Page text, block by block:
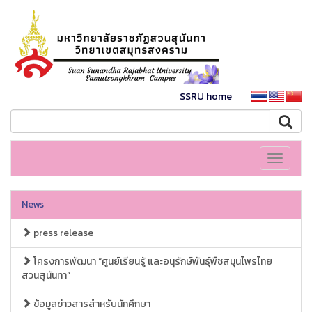
SSRU home
Toggle
News
press release
โครงการพัฒนา “ศูนย์เรียนรู้ และอนุรักษ์พันธุ์พืชสมุนไพรไทย
สวนสุนันทา”
ข้อมูลข่าวสารสำหรับนักศึกษา